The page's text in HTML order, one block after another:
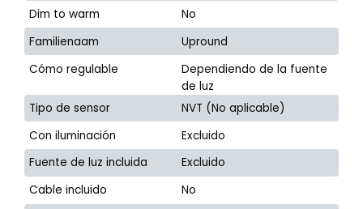
Dim to warm
No
Familienaam
Upround
Cómo regulable
Dependiendo de la fuente
de luz
Tipo de sensor
NVT (No aplicable)
Con iluminación
Excluido
Fuente de luz incluida
Excluido
Cable incluido
No